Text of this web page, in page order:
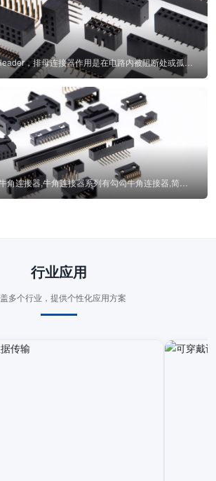
排母连接器Female Header，排母连接器作用是在电路内被阻断处或孤立不通...
行业应用
多个行业，提供个性化应用方案